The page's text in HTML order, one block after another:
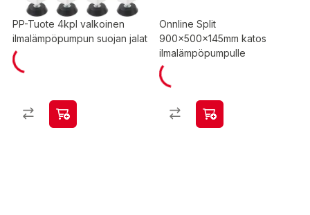
PP-Tuote 4kpl valkoinen
ilmalämpöpumpun suojan jalat
Onnline Split
900x500x145mm katos
ilmalämpöpumpulle